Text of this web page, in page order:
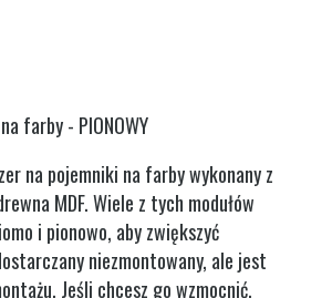
farby - PIONOWY
na pojemniki na farby wykonany z
MDF. Wiele z tych modułów
i pionowo, aby zwiększyć
niezmontowany, ale jest
Jeśli chcesz go wzmocnić,